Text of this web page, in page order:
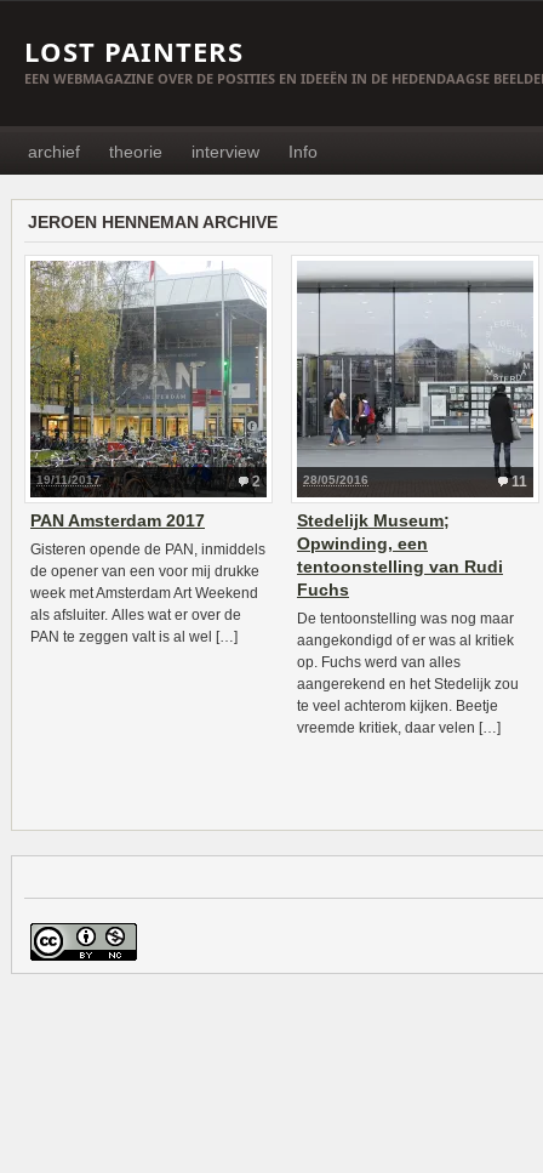
LOST PAINTERS
EEN WEBMAGAZINE OVER DE POSITIES EN IDEEËN IN DE HEDENDAAGSE
archief theorie interview Info
JEROEN HENNEMAN ARCHIVE
2
19/11/2017
PAN Amsterdam 2017
Gisteren opende de PAN, inmiddels
de opener van een voor mij drukke
week met Amsterdam Art Weekend
als afsluiter. Alles wat er over de
PAN te zeggen valt is al wel […]
11
28/05/2016
Stedelijk Museum;
Opwinding, een
tentoonstelling van Rudi
Fuchs
De tentoonstelling was nog maar
aangekondigd of er was al kritiek
op. Fuchs werd van alles
aangerekend en het Stedelijk zou
te veel achterom kijken. Beetje
vreemde kritiek, daar velen […]